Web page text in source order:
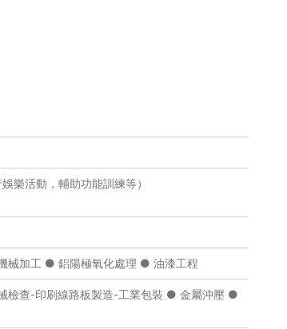
樂活動，輔助功能訓練等）
加工 ● 鋁陽極氧化處理 ● 油漆工程
查-印刷線路板製造-工業包裝 ● 金屬沖壓 ●